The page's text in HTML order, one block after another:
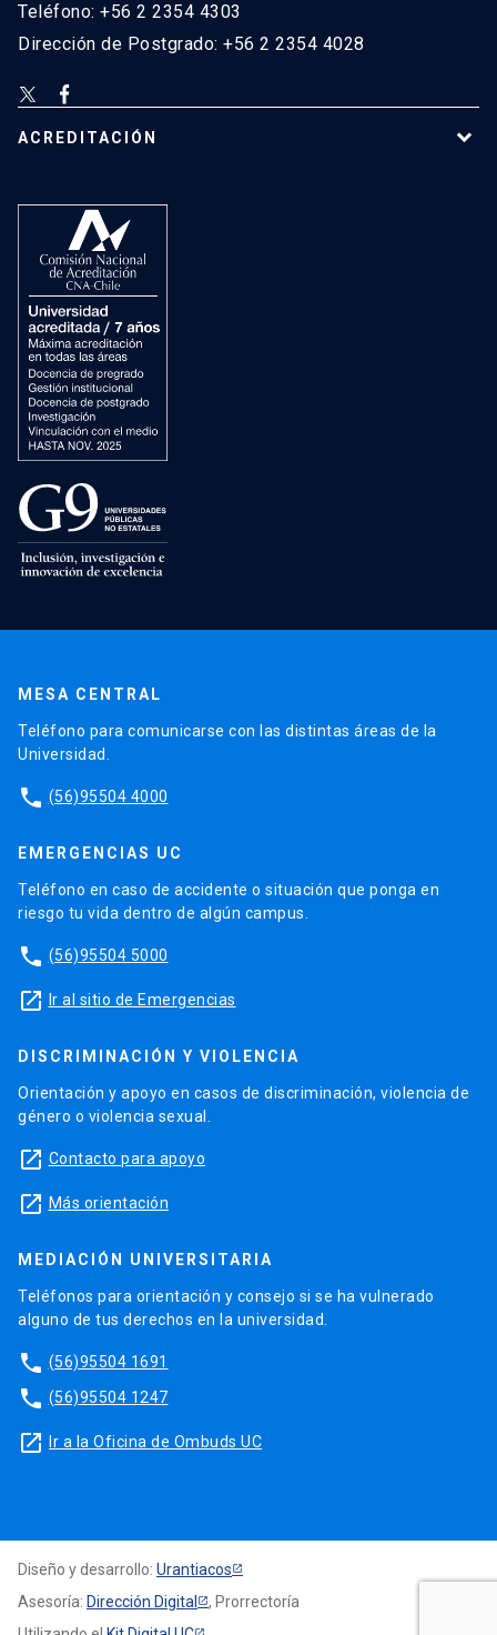
Teléfono: +56 2 2354 4303
Dirección de Postgrado: +56 2 2354 4028
ACREDITACIÓN
MESA CENTRAL
Teléfono para comunicarse con las distintas áreas de la
Universidad.
phone (56)95504 4000
EMERGENCIAS UC
Teléfono en caso de accidente o situación que ponga en
riesgo tu vida dentro de algún campus.
phone (56)95504 5000
launch Ir al sitio de Emergencias
DISCRIMINACIÓN Y VIOLENCIA
Orientación y apoyo en casos de discriminación, violencia de
género o violencia sexual.
launch Contacto para apoyo
launch Más orientación
MEDIACIÓN UNIVERSITARIA
Teléfonos para orientación y consejo si se ha vulnerado
alguno de tus derechos en la universidad.
phone (56)95504 1691
phone (56)95504 1247
launch Ir a la Oficina de Ombuds UC
Diseño y desarrollo: Urantiacos
Asesoría: Dirección Digital
, Prorrectoría